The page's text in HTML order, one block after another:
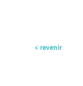
< revenir